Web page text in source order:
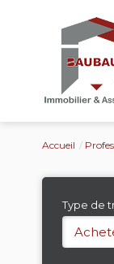
Accueil
Type de